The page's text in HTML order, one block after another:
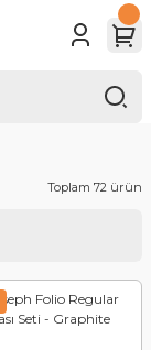
Toplam 72 ürün